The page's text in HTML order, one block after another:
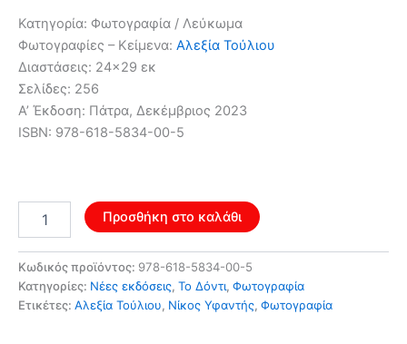
24,00 €.είναι:
15,00 €.
Κατηγορία: Φωτογραφία / Λεύκωμα
Φωτογραφίες – Κείμενα: Αλεξία Τούλιου
Διαστάσεις: 24×29 εκ
Σελίδες: 256
Α’ Έκδοση: Πάτρα, Δεκέμβριος 2023
ISBN: 978-618-5834-00-5
στην
ποσότητα
Προσθήκη στο καλάθι
Κωδικός προϊόντος: 978-618-5834-00-5
Κατηγορίες: Νέες εκδόσεις, Το Δόντι, Φωτογραφία
Ετικέτες: Αλεξία Τούλιου, Νίκος Υφαντής, Φωτογραφία